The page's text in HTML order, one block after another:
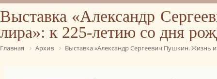
Выставка «Александр
лира»: к 225-летию со дня
Главная Архив Выставка «Александр Сергеевич Пушкин. Жизнь